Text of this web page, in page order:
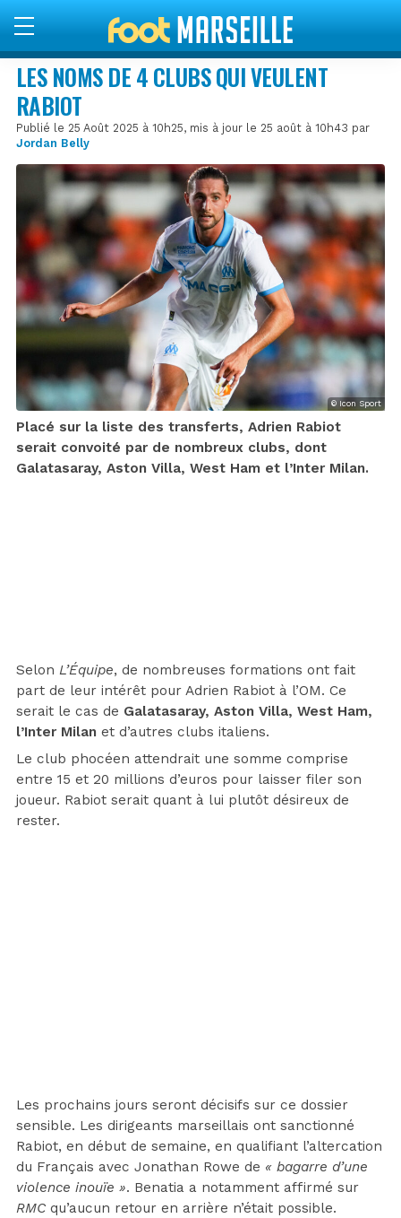
LES NOMS DE 4 CLUBS QUI VEULENT
RABIOT
Publié le 25 Août 2025 à 10h25, mis à jour le 25 août à 10h43 par
Jordan Belly
© Icon Sport
Placé sur la liste des transferts, Adrien Rabiot
serait convoité par de nombreux clubs, dont
Galatasaray, Aston Villa, West Ham et l’Inter Milan.
Selon L’Équipe, de nombreuses formations ont fait
part de leur intérêt pour Adrien Rabiot à l’OM. Ce
serait le cas de Galatasaray, Aston Villa, West Ham,
l’Inter Milan et d’autres clubs italiens.
Le club phocéen attendrait une somme comprise
entre 15 et 20 millions d’euros pour laisser filer son
joueur. Rabiot serait quant à lui plutôt désireux de
rester.
Les prochains jours seront décisifs sur ce dossier
sensible. Les dirigeants marseillais ont sanctionné
Rabiot, en début de semaine, en qualifiant l’altercation
du Français avec Jonathan Rowe de « bagarre d’une
violence inouïe ». Benatia a notamment affirmé sur
RMC qu’aucun retour en arrière n’était possible.